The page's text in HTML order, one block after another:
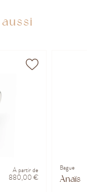
À partir de
880,00 €
Bague
Anaïs